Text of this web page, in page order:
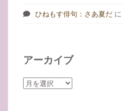
ひねもす俳句：さあ夏だ に
アーカイブ
ア